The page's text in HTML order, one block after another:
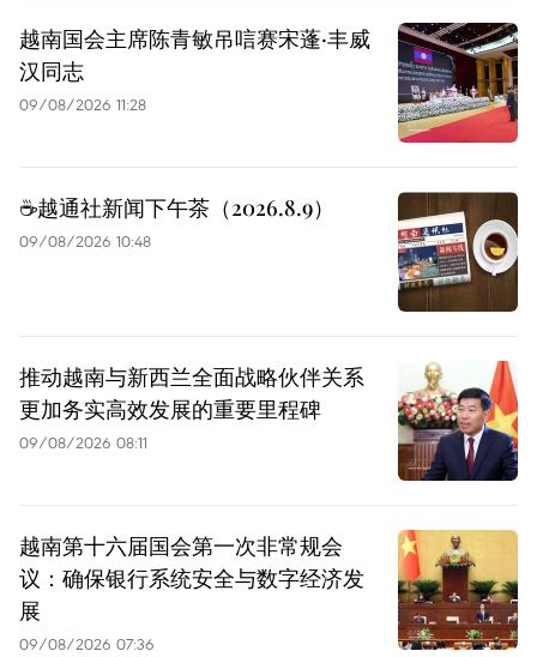
越南国会主席陈青敏吊唁赛宋蓬·丰威
汉同志
09/08/2026 11:28
☕️越通社新闻下午茶（2026.8.9）
09/08/2026 10:48
推动越南与新西兰全面战略伙伴关系
更加务实高效发展的重要里程碑
09/08/2026 08:11
越南第十六届国会第一次非常规会
议：确保银行系统安全与数字经济发
展
09/08/2026 07:36